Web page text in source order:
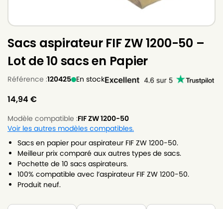
Sacs aspirateur FIF ZW 1200-50 –
Lot de 10 sacs en Papier
Référence :120425 En stock
14,94 €
Modèle compatible :FIF ZW 1200-50
Voir les autres modèles compatibles.
Sacs en papier pour aspirateur FIF ZW 1200-50.
Meilleur prix comparé aux autres types de sacs.
Pochette de 10 sacs aspirateurs.
100% compatible avec l’aspirateur FIF ZW 1200-50.
Produit neuf.